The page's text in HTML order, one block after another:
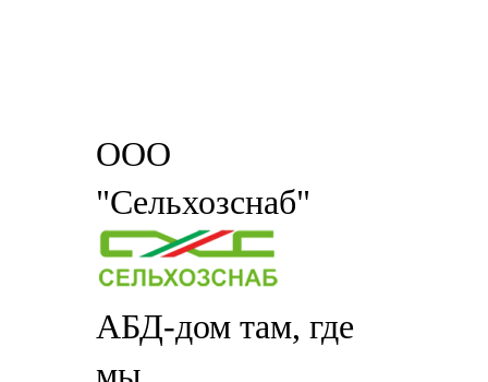
ООО
"Сельхозснаб"
АБД-дом там, где